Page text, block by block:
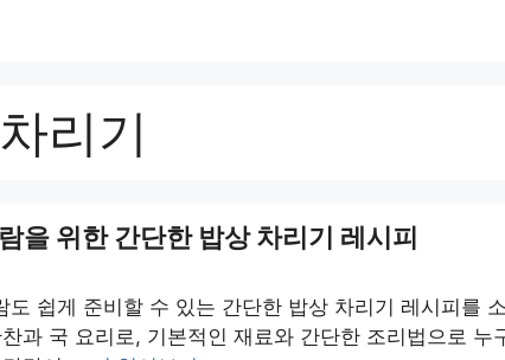
리기
을 위한 간단한 밥상 차리기 레시피
도 쉽게 준비할 수 있는 간단한 밥상 차리기 레시피를
과 국 요리로, 기본적인 재료와 간단한 조리법으로 누